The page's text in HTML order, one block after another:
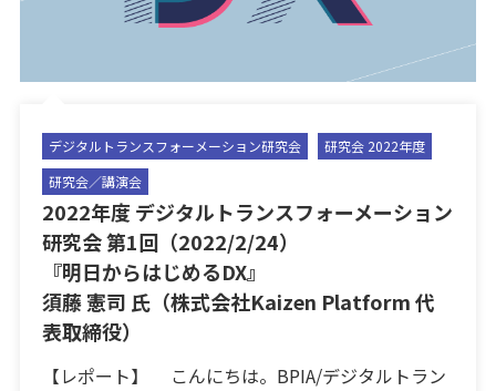
デジタルトランスフォーメーション研究会
研究会 2022年度
研究会／講演会
2022年度 デジタルトランスフォーメーション
研究会 第1回（2022/2/24）
『明日からはじめるDX』
須藤 憲司 氏（株式会社Kaizen Platform 代
表取締役）
【レポート】 こんにちは。BPIA/デジタルトラン